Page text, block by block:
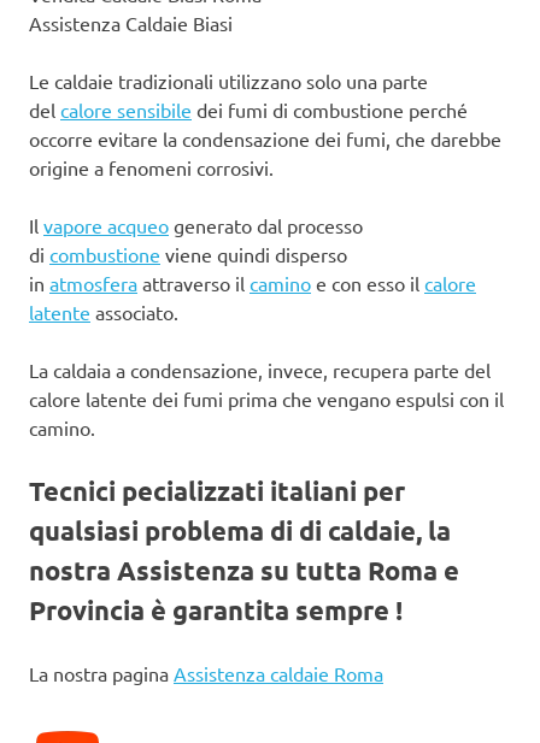
Assistenza Caldaie Biasi
Le caldaie tradizionali utilizzano solo una parte
del calore sensibile dei fumi di combustione perché
occorre evitare la condensazione dei fumi, che darebbe
origine a fenomeni corrosivi.
Il vapore acqueo generato dal processo
di combustione viene quindi disperso
in atmosfera attraverso il camino e con esso il calore
latente associato.
La caldaia a condensazione, invece, recupera parte del
calore latente dei fumi prima che vengano espulsi con il
camino.
Tecnici pecializzati italiani per
qualsiasi problema di di caldaie, la
nostra Assistenza su tutta Roma e
Provincia è garantita sempre !
La nostra pagina Assistenza caldaie Roma